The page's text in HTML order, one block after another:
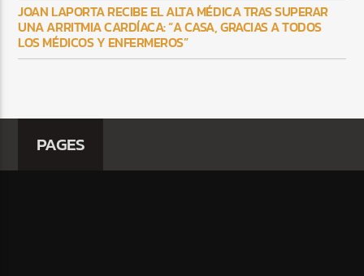
JOAN LAPORTA RECIBE EL ALTA MÉDICA TRAS SUPERAR
UNA ARRITMIA CARDÍACA: “A CASA, GRACIAS A TODOS
LOS MÉDICOS Y ENFERMEROS”
PAGES